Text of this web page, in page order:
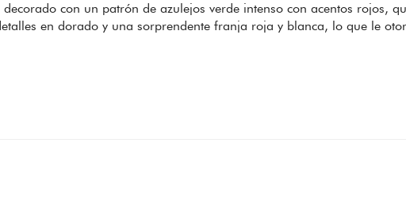
con un patrón de azulejos verde intenso con acentos rojos,
en dorado y una sorprendente franja roja y blanca, lo que le